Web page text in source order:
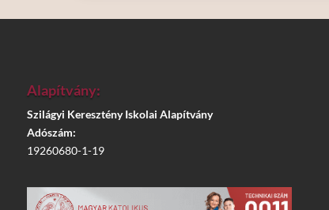
Alapítvány:
Szilágyi Keresztény Iskolai Alapítvány
Adószám:
19260680-1-19